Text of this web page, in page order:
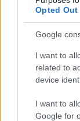
Opted Out
Google
I want to
related to
device
I want to
Google for
Mindezt
a legolcsóbb
részesedése a
mindenképpen
energiáját